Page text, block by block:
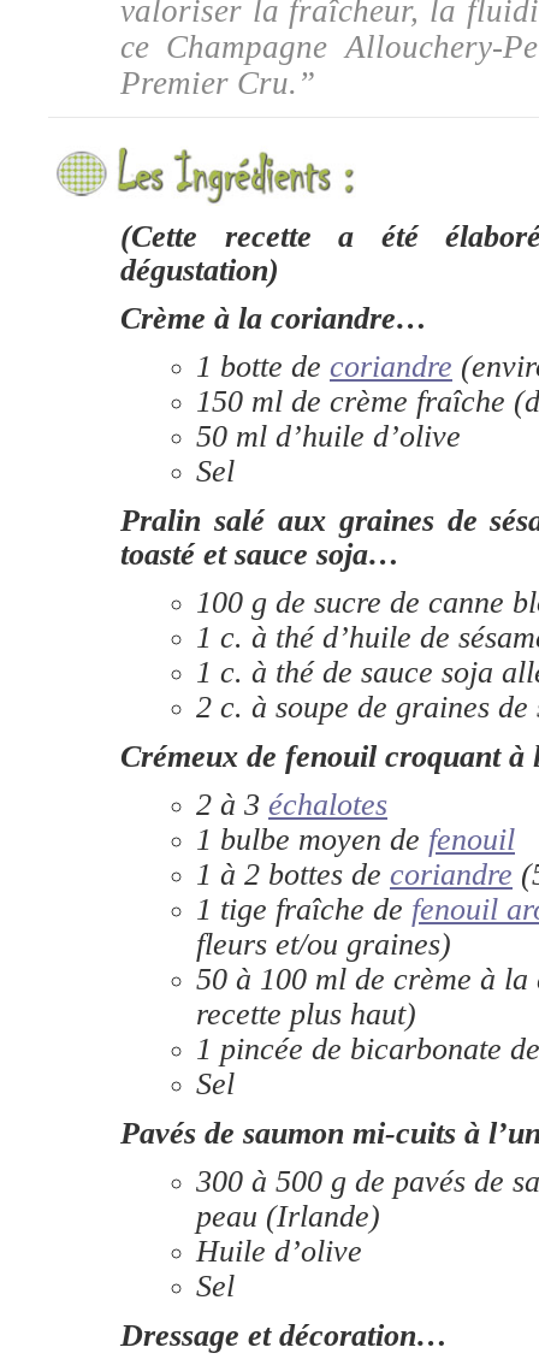
valoriser la fraîcheur, la
ce Champagne Allouchery-
Premier Cru.”
(Cette recette a été
dégustation)
Crème à la coriandre…
1 botte de coriandre
150 ml de crème fraîche
50 ml d’huile d’olive
Sel
Pralin salé aux graines de
toasté et sauce soja…
100 g de sucre de canne
1 c. à thé d’huile de
1 c. à thé de sauce soja
2 c. à soupe de graines de
Crémeux de fenouil croquant
2 à 3 échalotes
1 bulbe moyen de fenouil
1 à 2 bottes de coriandre
1 tige fraîche de fenouil
fleurs et/ou graines)
50 à 100 ml de crème à
recette plus haut)
1 pincée de bicarbonate
Sel
Pavés de saumon mi-cuits à
300 à 500 g de pavés de
peau (Irlande)
Huile d’olive
Sel
Dressage et décoration…